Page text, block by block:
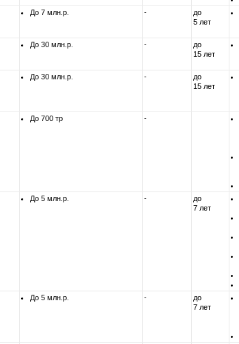
До 7 млн.р. -
до
5 лет
До 30 млн.р. -
до
15 лет
До 30 млн.р. -
до
15 лет
До 700 тр -
До 5 млн.р. -
до
7 лет
До 5 млн.р. -
до
7 лет